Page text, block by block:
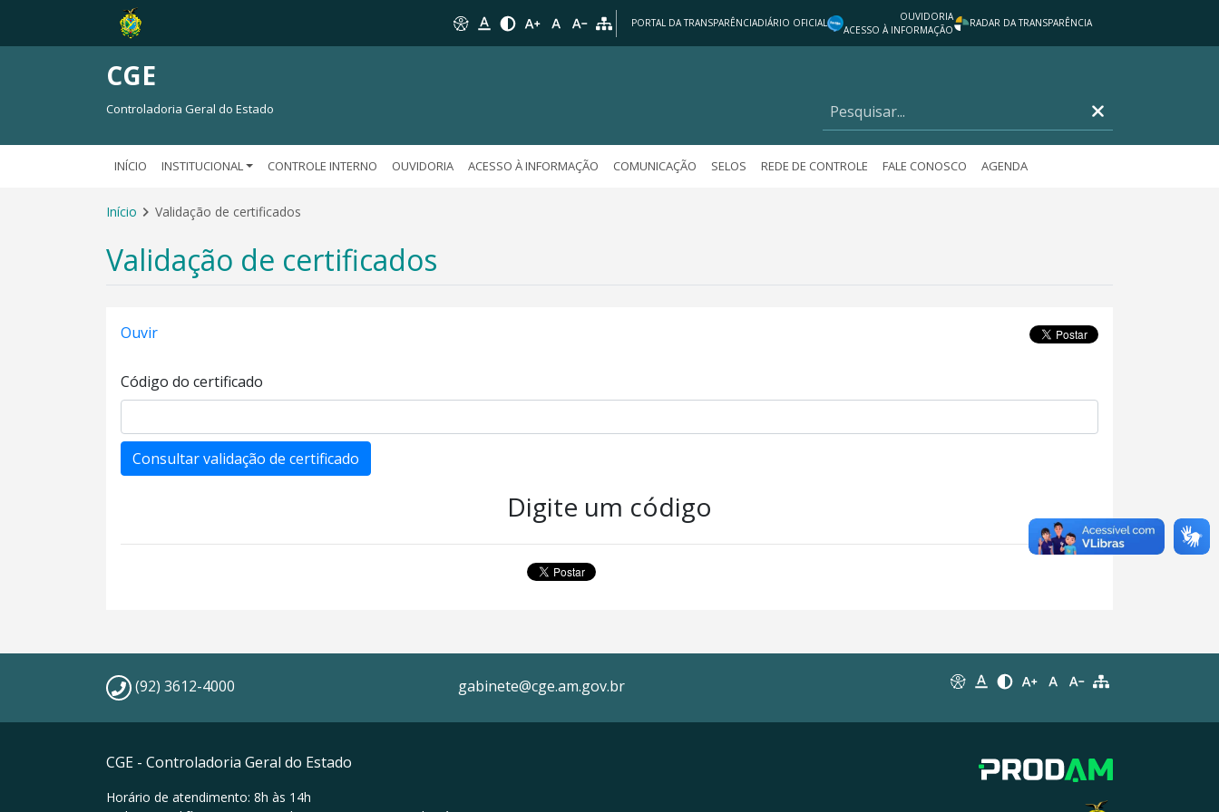
PORTAL DA TRANSPARÊNCIADIÁRIO OFICIAL
OUVIDORIA
ACESSO À INFORMAÇÃO
RADAR DA TRANSPARÊNCIA
CGE
Controladoria Geral do Estado
INÍCIO INSTITUCIONAL CONTROLE INTERNO OUVIDORIA ACESSO À INFORMAÇÃO COMUNICAÇÃO SELOS REDE DE CONTROLE FALE CONOSCO AGENDA
Início Validação de certificados
Validação de certificados
Ouvir
Código do certificado
Digite um código
(92) 3612-4000 gabinete@cge.am.gov.br
CGE - Controladoria Geral do Estado
Horário de atendimento: 8h às 14h